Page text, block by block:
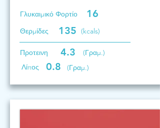
Γλυκαιμικό Φορτίο 16
Θερμίδες 135 (kcals)
Προτεινη 4.3
(Γραμ.)
Λίπος
0.8 (Γραμ.)